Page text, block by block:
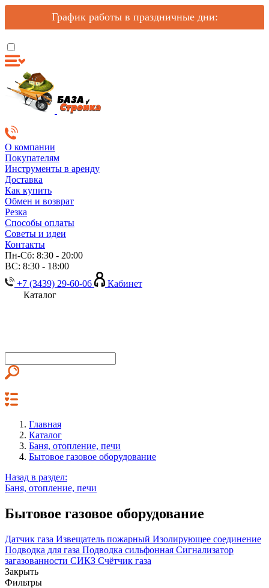
График работы в праздничные дни:
О компании
Покупателям
Инструменты в аренду
Доставка
Как купить
Обмен и возврат
Резка
Способы оплаты
Советы и идеи
Контакты
Пн-Сб: 8:30 - 20:00
ВС: 8:30 - 18:00
+7 (3439) 29-60-06
Кабинет
Каталог
Главная
Каталог
Баня, отопление, печи
Бытовое газовое оборудование
Назад в раздел:
Баня, отопление, печи
Бытовое газовое оборудование
Датчик газа Извещатель пожарный Изолирующее соединение
Подводка для газа Подводка сильфонная Сигнализатор
загазованности СИКЗ Счётчик газа
Закрыть
Фильтры